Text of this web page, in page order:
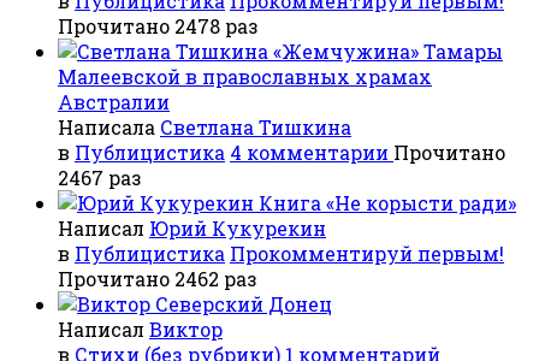
Прочитано 2478 раз
«Жемчужина» Тамары
Малеевской в православных храмах
Австралии
Написала Светлана Тишкина
в Публицистика 4 комментарии Прочитано
2467 раз
Книга «Не корысти ради»
Написал Юрий Кукурекин
в Публицистика Прокомментируй первым!
Прочитано 2462 раз
Северский Донец
Написал Виктор
в Стихи (без рубрики) 1 комментарий